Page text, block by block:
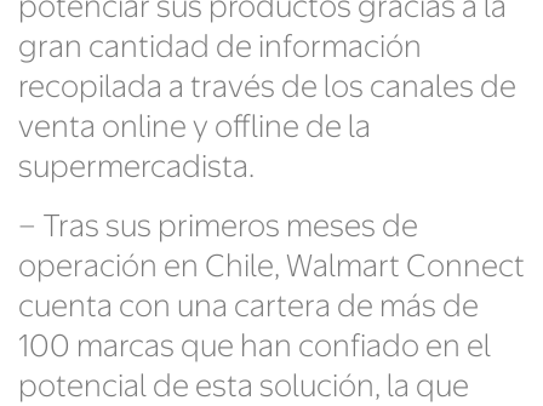
gran cantidad de información
recopilada a través de los canales de
venta online y offline de la
supermercadista.
– Tras sus primeros meses de
operación en Chile, Walmart Connect
cuenta con una cartera de más de
100 marcas que han confiado en el
potencial de esta solución, la que